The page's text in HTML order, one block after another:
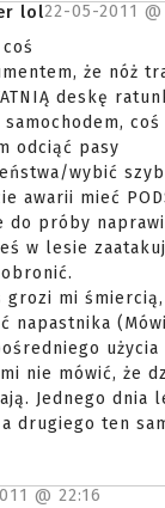
lol22-05-2011 @
że nóż
deskę
samochodem,
odciąć pasy
wybić
awarii mieć
do próby
w lesie
grozi mi
napastnika
użycia
nie mówić, że
Jednego dnia
drugiego ten
@ 22:16